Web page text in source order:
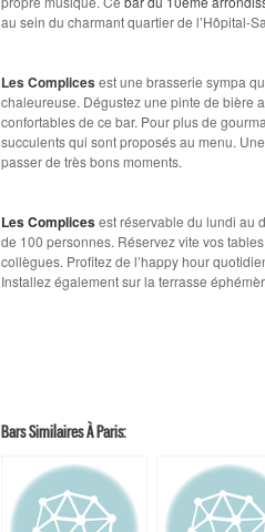
au sein du charmant quartier de l’Hôpital-
Les Complices est une brasserie sympa
chaleureuse. Dégustez une pinte de bière
confortables de ce bar. Pour plus de
succulents qui sont proposés au menu.
passer de très bons moments.
Les Complicesest réservable du lundi au
de 100 personnes. Réservez vite vos
collègues. Profitez de l’happy hour
Installez également sur la terrasse
Bars Similaires À Paris: